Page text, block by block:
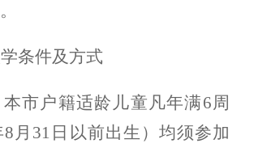
条件及方式
本市户籍适龄儿童凡年满6周
8月31日以前出生）均须参加